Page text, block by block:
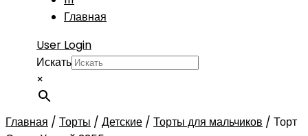
Главная
User Login
Искать
×
Главная / Торты / Детские / Торты для мальчиков / Торт